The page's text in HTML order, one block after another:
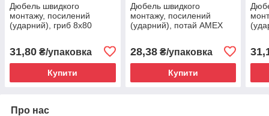
Дюбель швидкого
монтажу, посилений
(ударний), гриб 8х80
31,80 ₴/упаковка
Купити
Дюбель швидкого
монтажу, посилений
(ударний), потай AMEX
28,38₴/упаковка
Купити
Про нас